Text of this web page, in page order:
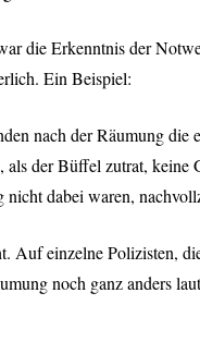
die Erkenntnis der
Ein Beispiel:
nach der Räumung
der Büffel zutrat,
dabei waren,
Auf einzelne Polizisten,
noch ganz anders